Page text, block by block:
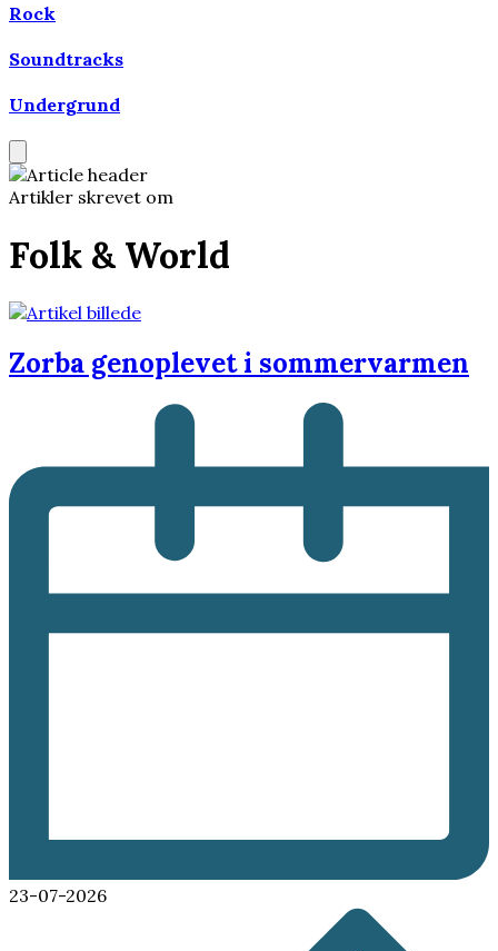
Rock
Soundtracks
Undergrund
Artikler skrevet om
Folk & World
Zorba genoplevet i sommervarmen
23-07-2026